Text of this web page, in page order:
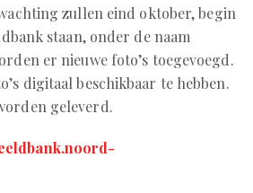
zullen eind oktober, begin
staan, onder de naam
er nieuwe foto’s toegevoegd.
digitaal beschikbaar te hebben.
geleverd.